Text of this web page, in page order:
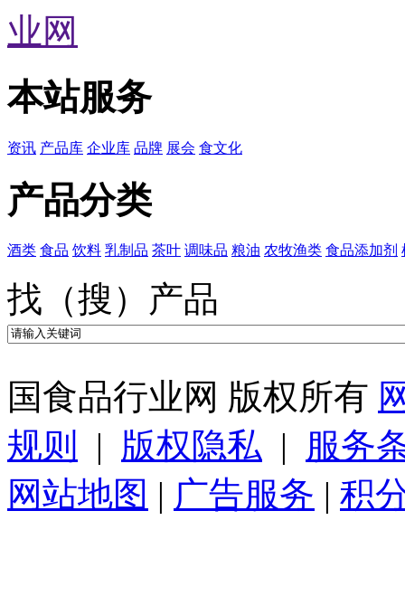
本站服务
资讯 产品库 企业库 品牌 展会 食文化
产品分类
酒类 食品 饮料 乳制品 茶叶 调味品 粮油 农牧渔类 食品添加剂
找（搜）产品
国食品行业网 版权所有
规则
| 版权隐私 | 服务
网站地图 | 广告服务 | 积